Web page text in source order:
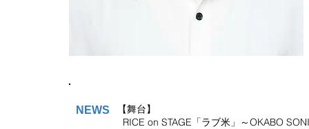
NEWS
【舞台】
RICE on STAGE「ラブ米」～OKABO